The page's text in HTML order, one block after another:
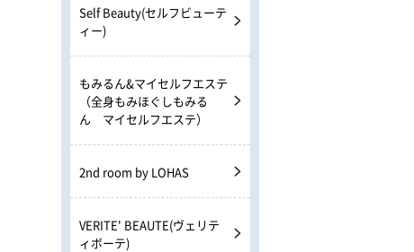
Self Beauty(セルフビューテ
ィー)
もみるん&マイセルフエステ
（全身もみほぐしもみる
ん マイセルフエステ）
2nd room by LOHAS
VERITE' BEAUTE(ヴェリテ
ィボーテ)